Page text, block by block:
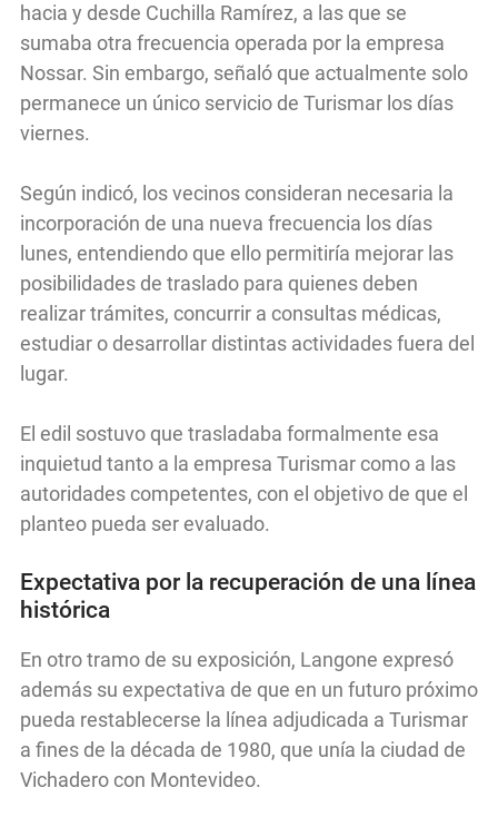
hacia y desde Cuchilla Ramírez, a las que se
sumaba otra frecuencia operada por la empresa
Nossar. Sin embargo, señaló que actualmente solo
permanece un único servicio de Turismar los días
viernes.
Según indicó, los vecinos consideran necesaria la
incorporación de una nueva frecuencia los días
lunes, entendiendo que ello permitiría mejorar las
posibilidades de traslado para quienes deben
realizar trámites, concurrir a consultas médicas,
estudiar o desarrollar distintas actividades fuera del
lugar.
El edil sostuvo que trasladaba formalmente esa
inquietud tanto a la empresa Turismar como a las
autoridades competentes, con el objetivo de que el
planteo pueda ser evaluado.
Expectativa por la recuperación de una línea
histórica
En otro tramo de su exposición, Langone expresó
además su expectativa de que en un futuro próximo
pueda restablecerse la línea adjudicada a Turismar
a fines de la década de 1980, que unía la ciudad de
Vichadero con Montevideo.